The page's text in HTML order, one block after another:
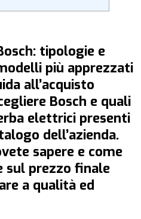
tipologie e
più apprezzati
all’acquisto
Bosch e quali
elettrici presenti
dell’azienda.
sapere e come
sul prezzo finale
a qualità ed